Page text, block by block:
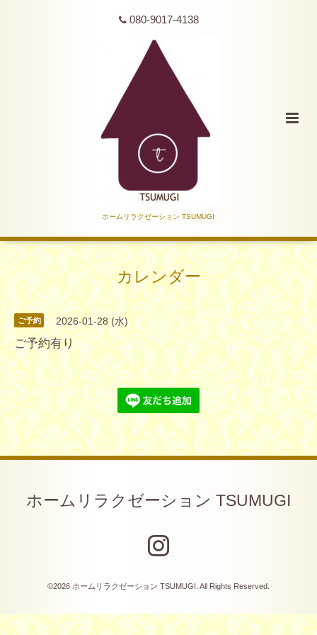
080-9017-4138
ホームリラクゼーション TSUMUGI
カレンダー
ご予約 2026-01-28 (水)
ご予約有り
ホームリラクゼーション TSUMUGI
©2026 ホームリラクゼーション TSUMUGI . All Rights Reserved.